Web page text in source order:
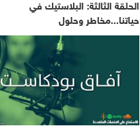
الحلقة الثالثة: البلاستيك في
حياتنا...مخاطر وحلول